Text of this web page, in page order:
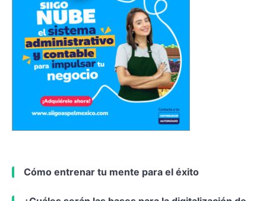
Cómo entrenar tu mente para el éxito